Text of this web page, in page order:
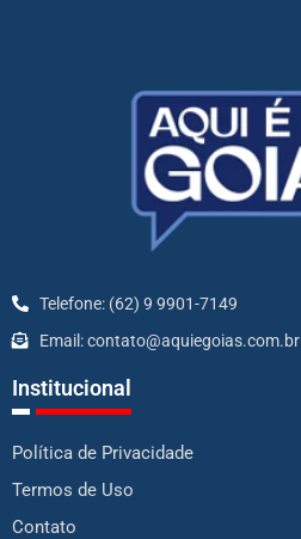
Telefone: (62) 9 9901-7149
Email: contato@aquiegoias.com.br
Institucional
Política de Privacidade
Termos de Uso
Contato